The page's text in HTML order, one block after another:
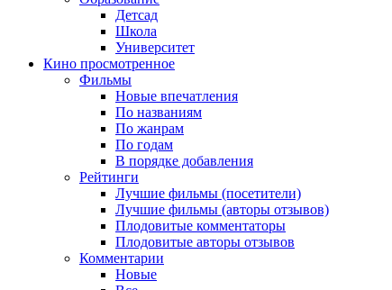
Детсад
Школа
Университет
Кино просмотренное
Фильмы
Новые впечатления
По названиям
По жанрам
По годам
В порядке добавления
Рейтинги
Лучшие фильмы (посетители)
Лучшие фильмы (авторы отзывов)
Плодовитые комментаторы
Плодовитые авторы отзывов
Комментарии
Новые